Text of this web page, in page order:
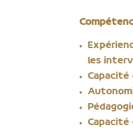
les
Capacité
Capacité